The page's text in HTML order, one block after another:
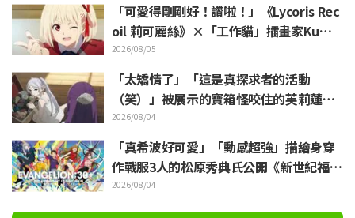
「可愛得剛剛好！讚啦！」《Lycoris Rec
oil 莉可麗絲》×「工作貓」插畫家Kuma
mine合作消息公開 引發「讚啦！」熱烈
迴響
2026/08/05
「太矯情了」「這是真探求者的活動
（笑）」被展示的寶箱怪咬住的芙莉蓮玩
偶引來大量吐槽《葬送的芙莉蓮》
2026/08/04
「真希波好可愛」「動感超強」描繪身穿
作戰服3人的松原秀典氏公開《新世紀福音
戰士》美麗手繪插圖引發反響
2026/08/04